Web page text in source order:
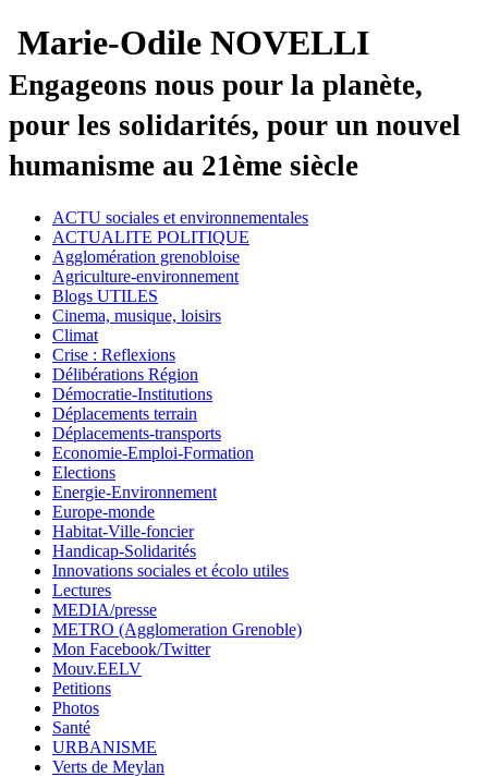
Marie-Odile NOVELLI
Engageons nous pour la planète,
pour les solidarités, pour un nouvel
humanisme au 21ème siècle
ACTU sociales et environnementales
ACTUALITE POLITIQUE
Agglomération grenobloise
Agriculture-environnement
Blogs UTILES
Cinema, musique, loisirs
Climat
Crise : Reflexions
Délibérations Région
Démocratie-Institutions
Déplacements terrain
Déplacements-transports
Economie-Emploi-Formation
Elections
Energie-Environnement
Europe-monde
Habitat-Ville-foncier
Handicap-Solidarités
Innovations sociales et écolo utiles
Lectures
MEDIA/presse
METRO (Agglomeration Grenoble)
Mon Facebook/Twitter
Mouv.EELV
Petitions
Photos
Santé
URBANISME
Verts de Meylan